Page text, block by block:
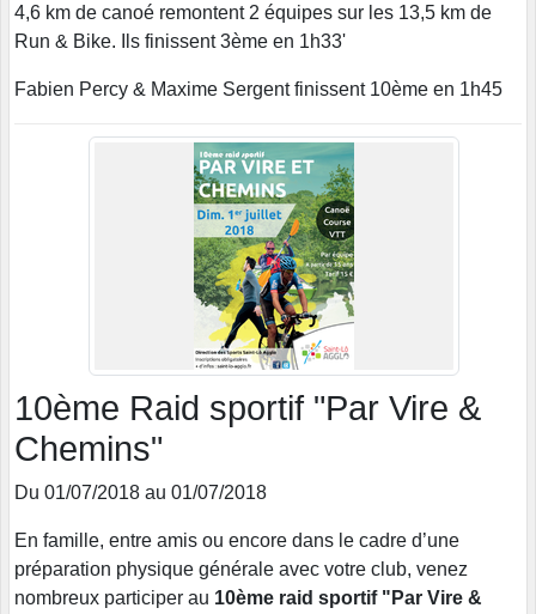
4,6 km de canoé remontent 2 équipes sur les 13,5 km de
Run & Bike. Ils finissent 3ème en 1h33'
Fabien Percy & Maxime Sergent finissent 10ème en 1h45
10ème Raid sportif "Par Vire &
Chemins"
Du 01/07/2018 au 01/07/2018
En famille, entre amis ou encore dans le cadre d’une
préparation physique générale avec votre club, venez
nombreux participer au 10ème raid sportif "Par Vire &